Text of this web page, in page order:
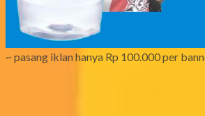
~ pasang iklan hanya Rp 100.000 per